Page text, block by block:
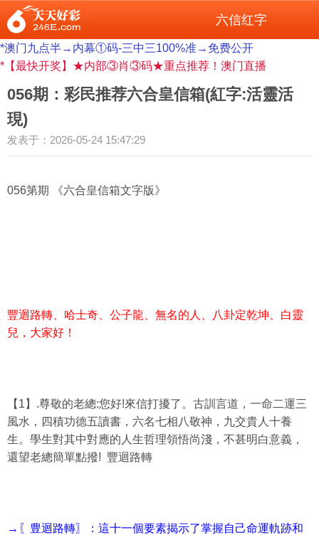
六信红字
*澳门九点半→内幕①码-三中三100%准→免费公开
*【最快开奖】★内部③肖③码★重点推荐！澳门直播
056期：彩民推荐六合皇信箱(紅字:活靈活
現)
发表于：2026-05-24 15:47:29
056第期 《六合皇信箱文字版》
豐迴路轉、哈士奇、公子龍、無名的人、八卦定乾坤、白靈
兒，大家好！
【1】.尊敬的老總:您好!來信打擾了。古訓言道，一命二運三
風水，四積功德五讀書，六名七相八敬神，九交貴人十養
生。學生對其中對應的人生哲理領悟尚淺，不甚明白意義，
還望老總簡單點撥! 豐迴路轉
→〖豊迴路轉〗：這十一個要素揭示了掌握自己命運軌跡和